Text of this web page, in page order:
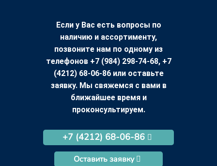
Если у Вас есть вопросы по
наличию и ассортименту,
позвоните нам по одному из
телефонов +7 (984) 298-74-68, +7
(4212) 68-06-86 или оставьте
заявку. Мы свяжемся с вами в
ближайшее время и
проконсультируем.
+7 (4212) 68-06-86
Оставить заявку